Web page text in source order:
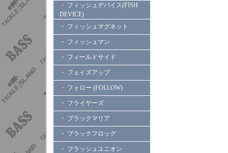
・ フィッシュデバイス(FISH
DEVICE)
・ フィッシュマグネット
・ フィッシュマン
・ フィールドサイド
・ フェイズアップ
・ フォロー (FOLLOW)
・ フライヤーズ
・ ブラックマリア
・ ブラックフロッグ
・ フラッシュユニオン